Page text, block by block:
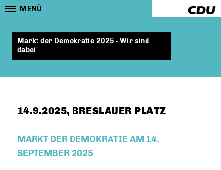
MENÜ
Markt der Demokratie 2025 - Wir sind
dabei!
14.9.2025, BRESLAUER PLATZ
MARKT DER DEMOKRATIE AM 14.
SEPTEMBER 2025